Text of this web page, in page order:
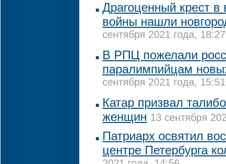
Драгоценный крест в
войны нашли
сентября 2021 года, 18:27
В РПЦ пожелали
паралимпийцам
сентября 2021 года, 15:51
Катар призвал
женщин 13 сентября
Патриарх освятил
центре Петербурга